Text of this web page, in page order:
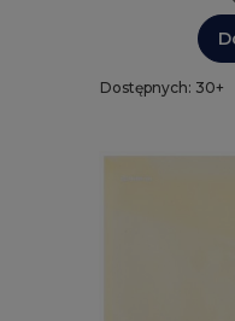
Dostępnych: 30+